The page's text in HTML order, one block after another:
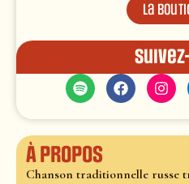
La
À propos
Chanson traditionnelle russe